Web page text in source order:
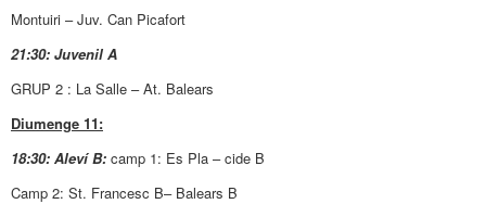
Montuiri – Juv. Can Picafort
21:30: Juvenil A
GRUP 2 : La Salle – At. Balears
Diumenge 11:
18:30: Aleví B: camp 1: Es Pla – cide B
Camp 2: St. Francesc B– Balears B